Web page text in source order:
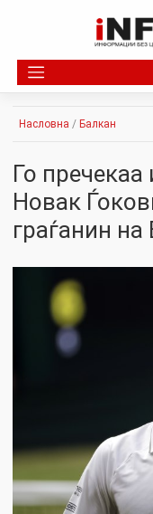
Насловна / Балкан
Го пречекаа
Новак
граѓанин на